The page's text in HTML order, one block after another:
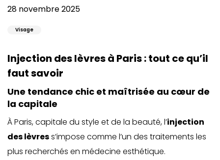
28 novembre 2025
Visage
Injection des lèvres à Paris : tout ce qu’il
faut savoir
Une tendance chic et maîtrisée au cœur de
la capitale
À Paris, capitale du style et de la beauté, l’injection
des lèvress’impose comme l’un des traitements les
plus recherchés en médecine esthétique.